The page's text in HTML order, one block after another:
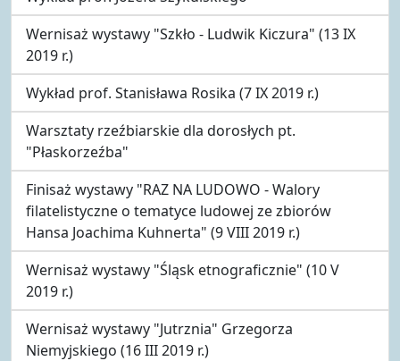
Wernisaż wystawy "Szkło - Ludwik Kiczura" (13 IX
2019 r.)
Wykład prof. Stanisława Rosika (7 IX 2019 r.)
Warsztaty rzeźbiarskie dla dorosłych pt.
"Płaskorzeźba"
Finisaż wystawy "RAZ NA LUDOWO - Walory
filatelistyczne o tematyce ludowej ze zbiorów
Hansa Joachima Kuhnerta" (9 VIII 2019 r.)
Wernisaż wystawy "Śląsk etnograficznie" (10 V
2019 r.)
Wernisaż wystawy "Jutrznia" Grzegorza
Niemyjskiego (16 III 2019 r.)